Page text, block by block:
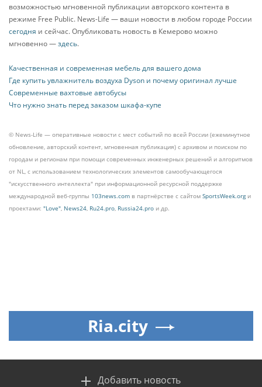
возможностью мгновенной публикации авторского контента в
режиме Free Public. News-Life — ваши новости в любом городе России
сегодня и сейчас. Опубликовать новость в Кемерово можно
мгновенно —здесь.
Качественная и современная мебель для вашего дома
Где купить увлажнитель воздуха Dyson и почему оригинал лучше
Современные вахтовые автобусы
Что нужно знать перед заказом шкафа-купе
© News-Life — оперативные новости с мест событий по всей России (ежеминутное
обновление, авторский контент, мгновенная публикация) с архивом и поиском по
городам и регионам при помощи современных инженерных решений и алгоритмов
от NL, с использованием технологических элементов самообучающегося
"искусственного интеллекта" при информационной ресурсной поддержке
международной веб-группы 103news.com в партнёрстве с сайтом SportsWeek.orgи
проектами: "Love" News24 Ru24.pro Russia24.pro и др.
Ria.city
Добавить новость